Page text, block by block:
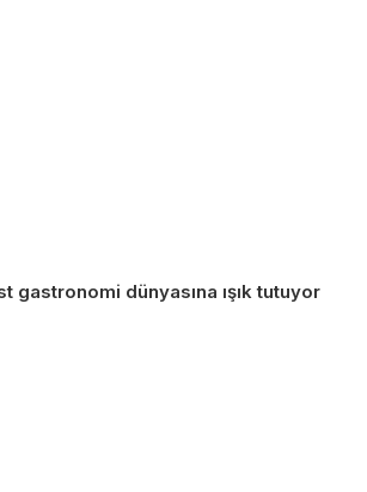
gastronomi dünyasına ışık tutuyor